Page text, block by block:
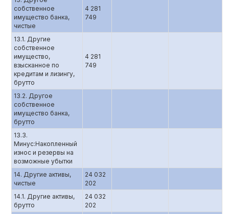
собственное
имущество банка,
чистые
4 281
749
13.1. Другие
собственное
имущество,
взысканное по
кредитам и лизингу,
брутто
4 281
749
13.2. Другое
собственное
имущество банка,
брутто
13.3.
Минус:Накопленный
износ и резервы на
возможные убытки
14. Другие активы,
чистые
24 032
202
14.1. Другие активы,
брутто
24 032
202